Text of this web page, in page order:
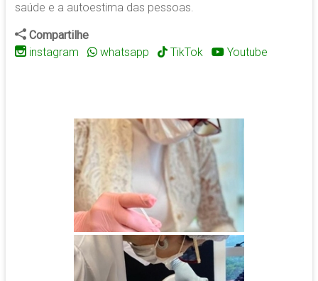
saúde e a autoestima das pessoas.
Compartilhe
instagram
whatsapp TikTok Youtube